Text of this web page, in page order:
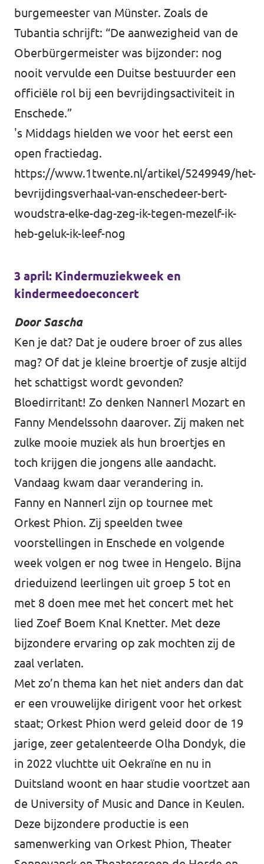
burgemeester van Münster. Zoals de
Tubantia schrijft: “De aanwezigheid van de
Oberbürgermeister was bijzonder: nog
nooit vervulde een Duitse bestuurder een
officiële rol bij een bevrijdingsactiviteit in
Enschede.”
's Middags hielden we voor het eerst een
open fractiedag.
https://www.1twente.nl/artikel/5249949/het-
bevrijdingsverhaal-van-enschedeer-bert-
woudstra-elke-dag-zeg-ik-tegen-mezelf-ik-
heb-geluk-ik-leef-nog
3 april: Kindermuziekweek en
kindermeedoeconcert
Door Sascha
Ken je dat? Dat je oudere broer of zus alles
mag? Of dat je kleine broertje of zusje altijd
het schattigst wordt gevonden?
Bloedirritant! Zo denken Nannerl Mozart en
Fanny Mendelssohn daarover. Zij maken net
zulke mooie muziek als hun broertjes en
toch krijgen die jongens alle aandacht.
Vandaag kwam daar verandering in.
Fanny en Nannerl zijn op tournee met
Orkest Phion. Zij speelden twee
voorstellingen in Enschede en volgende
week volgen er nog twee in Hengelo. Bijna
drieduizend leerlingen uit groep 5 tot en
met 8 doen mee met het concert met het
lied Zoef Boem Knal Knetter. Met deze
bijzondere ervaring op zak mochten zij de
zaal verlaten.
Met zo’n thema kan het niet anders dan dat
er een vrouwelijke dirigent voor het orkest
staat; Orkest Phion werd geleid door de 19
jarige, zeer getalenteerde Olha Dondyk, die
in 2022 vluchtte uit Oekraïne en nu in
Duitsland woont en haar studie voortzet aan
de University of Music and Dance in Keulen.
Deze bijzondere productie is een
samenwerking van Orkest Phion, Theater